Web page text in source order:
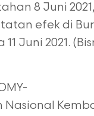
8 Juni
efek di
Juni 2021.
Nasional